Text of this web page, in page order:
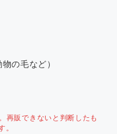
の毛など）
再販できないと判断したも
。